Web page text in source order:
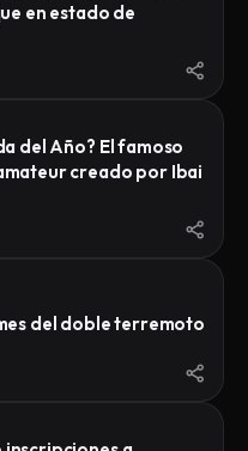
en estado de
del Año? El famoso
creado por Ibai
del doble terremoto